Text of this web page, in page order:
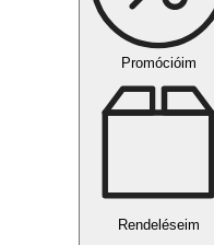
Promócióim
Rendeléseim